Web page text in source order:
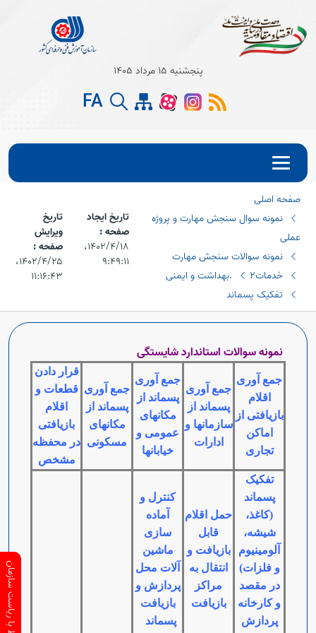
Open
Open
پنجشنبه 15 مرداد 1405
FA
صفحه اصلی
نمونه سوال سنجش مهارت و پروژه
عملی
نمونه سوالات سنجش مهارت
خدمات2
.بهداشت و ایمنی
تفکیک پسماند
تاریخ ایجاد
صفحه :
۱۴۰۲/۴/۱۸،‏
۹:۴۹:۱۱
تاریخ
ویرایش
صفحه :
۱۴۰۲/۴/۲۵،‏
۱۱:۱۶:۴۳
نمونه سوالات استاندارد شایستگی
جمع آوری
اقلام
بازیافتی از
اماکن
تجاری
جمع آوری
پسماند از
سازمانها و
ادارات
جمع آوری
پسماند از
مکانهای
عمومی و
خیابانها
جمع آوری
پسماند از
مکانهای
مسکونی
قرار دادن
قطعات و
اقلام
بازیافتی
در محفظه
مشخص
تفکیک
پسماند
(کاغذ،
شیشه،
آلومینیوم
و فلزات)
در مقصد
و کارخانه
پردازش
حمل اقلام
قابل
بازیافت و
انتقال به
مراکز
بازیافت
کنترل و
آماده
سازی
ماشین
آلات محل
پردازش و
بازیافت
پسماند
ارتباط با ریاست سازمان